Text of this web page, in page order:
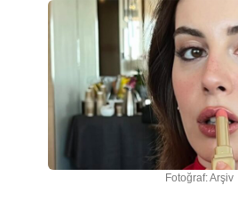
Fotoğraf: Arşiv